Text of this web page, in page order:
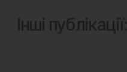
Інші публікації: